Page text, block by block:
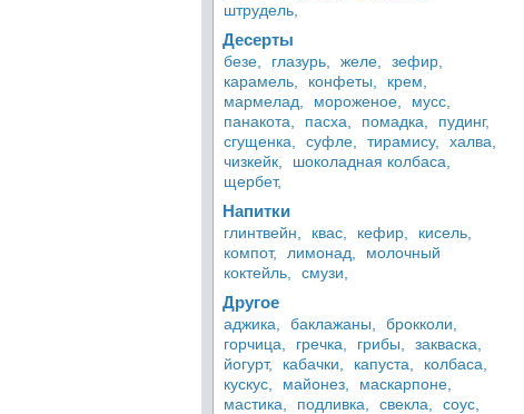
штрудель,
Десерты
безе, глазурь, желе,
зефир,
карамель,
конфеты,
крем,
мармелад,
мороженое,
мусс,
панакота,
пасха, помадка,
пудинг,
сгущенка,
суфле, тирамису,
халва,
чизкейк,
шоколадная колбаса,
щербет,
Напитки
глинтвейн, квас, кефир,
кисель,
компот,
лимонад,
молочный
коктейль,
смузи,
Другое
аджика, баклажаны,
брокколи,
горчица,
гречка, грибы,
закваска,
йогурт,
кабачки, капуста,
колбаса,
кускус,
майонез,
маскарпоне,
мастика,
подливка, свекла,
соус,